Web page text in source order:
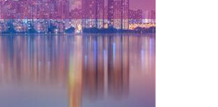
4694.44